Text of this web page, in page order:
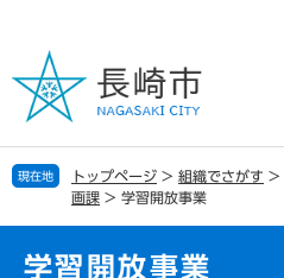
の
で
す
ー
ば
し
現在地 トップページ > 組織でさがす >
画課 > 学習開放事業
学習開放事業